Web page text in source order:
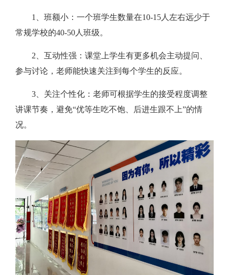
1、班额小：一个班学生数量在10-15人左右远少于
常规学校的40-50人班级。
2、互动性强：课堂上学生有更多机会主动提问、
参与讨论，老师能快速关注到每个学生的反应。
3、关注个性化：老师可根据学生的接受程度调整
讲课节奏，避免“优等生吃不饱、后进生跟不上”的情
况。